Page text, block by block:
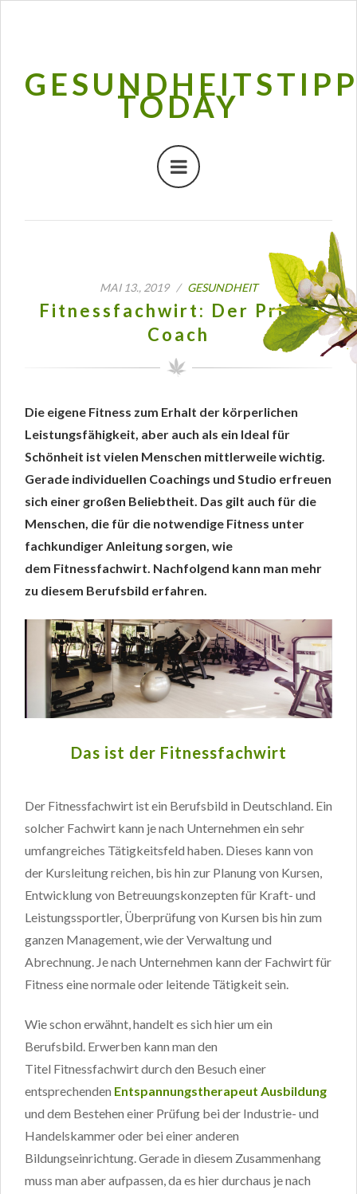
TODAY
MAI 13., 2019 / GESUNDHEIT
Fitnessfachwirt: Der Privat
Coach
Die eigene Fitness zum Erhalt der körperlichen
Leistungsfähigkeit, aber auch als ein Ideal für
Schönheit ist vielen Menschen mittlerweile wichtig.
Gerade individuellen Coachings und Studio erfreuen
sich einer großen Beliebtheit. Das gilt auch für die
Menschen, die für die notwendige Fitness unter
fachkundiger Anleitung sorgen, wie
dem Fitnessfachwirt. Nachfolgend kann man mehr
zu diesem Berufsbild erfahren.
Das ist der Fitnessfachwirt
Der Fitnessfachwirt ist ein Berufsbild in Deutschland. Ein
solcher Fachwirt kann je nach Unternehmen ein sehr
umfangreiches Tätigkeitsfeld haben. Dieses kann von
der Kursleitung reichen, bis hin zur Planung von Kursen,
Entwicklung von Betreuungskonzepten für Kraft- und
Leistungssportler, Überprüfung von Kursen bis hin zum
ganzen Management, wie der Verwaltung und
Abrechnung. Je nach Unternehmen kann der Fachwirt für
Fitness eine normale oder leitende Tätigkeit sein.
Wie schon erwähnt, handelt es sich hier um ein
Berufsbild. Erwerben kann man den
Titel Fitnessfachwirt durch den Besuch einer
entsprechenden Entspannungstherapeut Ausbildung
und dem Bestehen einer Prüfung bei der Industrie- und
Handelskammer oder bei einer anderen
Bildungseinrichtung. Gerade in diesem Zusammenhang
muss man aber aufpassen, da es hier durchaus je nach